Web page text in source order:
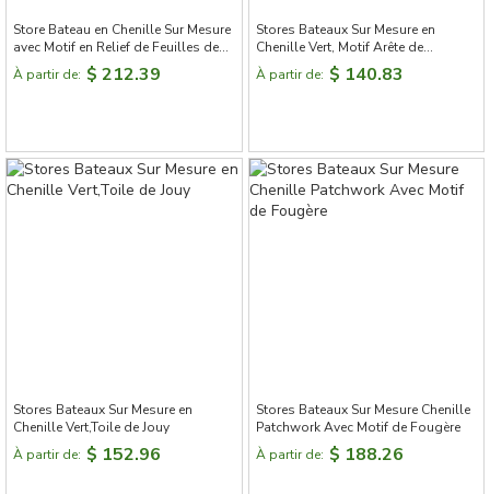
Store Bateau en Chenille Sur Mesure
avec Motif en Relief de Feuilles de
Palmier,2 couleurs
À partir de: $ 212.39
Stores Bateaux Sur Mesure en
Chenille Vert, Motif Arête de
Poisson
À partir de: $ 140.83
Stores Bateaux Sur Mesure en
Chenille Vert,Toile de Jouy
À partir de: $ 152.96
Stores Bateaux Sur Mesure Chenille
Patchwork Avec Motif de Fougère
À partir de: $ 188.26